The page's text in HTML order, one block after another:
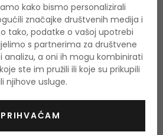
kako bismo personalizirali
značajke društvenih medija i
tako, podatke o vašoj upotrebi
s partnerima za društvene
analizu, a oni ih mogu kombinirati
ste im pružili ili koje su prikupili
njihove usluge.
PRIHVAĆAM